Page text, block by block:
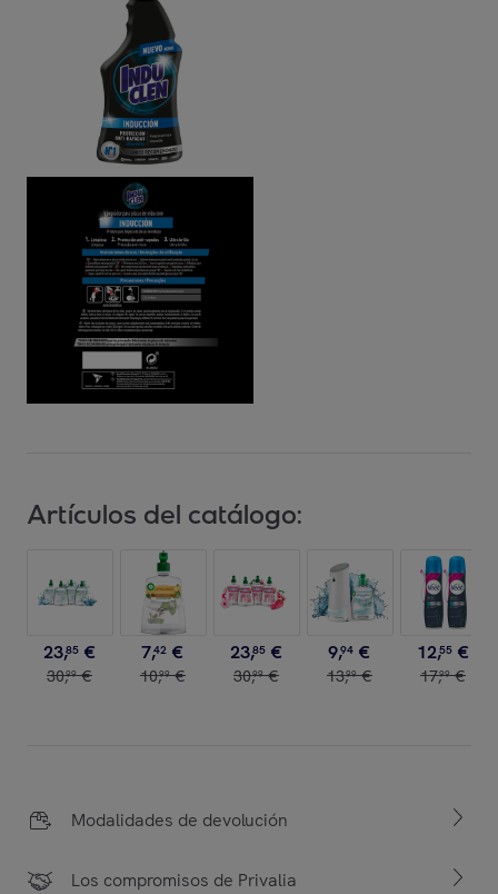
Artículos del catálogo:
23,85 €
30,99 €
7,42 €
10,99 €
23,85 €
30,99 €
9,94 €
13,99 €
12,55 €
17,99 €
Modalidades de devolución
Los compromisos de Privalia